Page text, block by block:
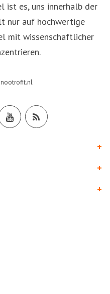
ist es, uns innerhalb der
nur auf hochwertige
mit wissenschaftlicher